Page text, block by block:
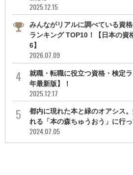
2025.12.15
みんながリアルに調べている資
ランキング TOP10！【日本の資
6】
2026.07.09
就職・転職に役立つ資格・検定
年最新版】！
2025.12.17
都内に現れた本と緑のオアシス
れる「本の森ちゅうおう」に行
2024.07.05